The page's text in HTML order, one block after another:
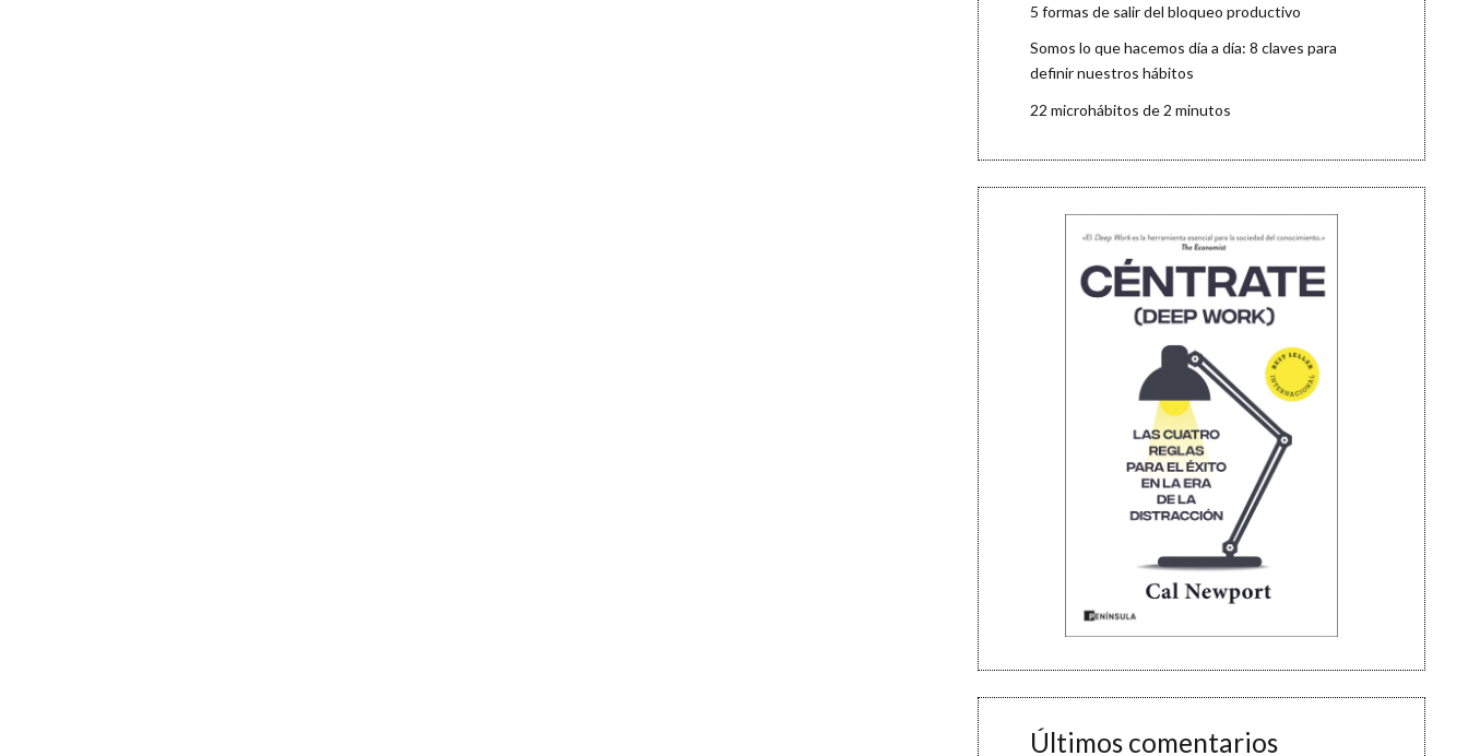
5 formas de salir del bloqueo productivo
Somos lo que hacemos día a día: 8 claves para
definir nuestros hábitos
22 microhábitos de 2 minutos
Últimos comentarios